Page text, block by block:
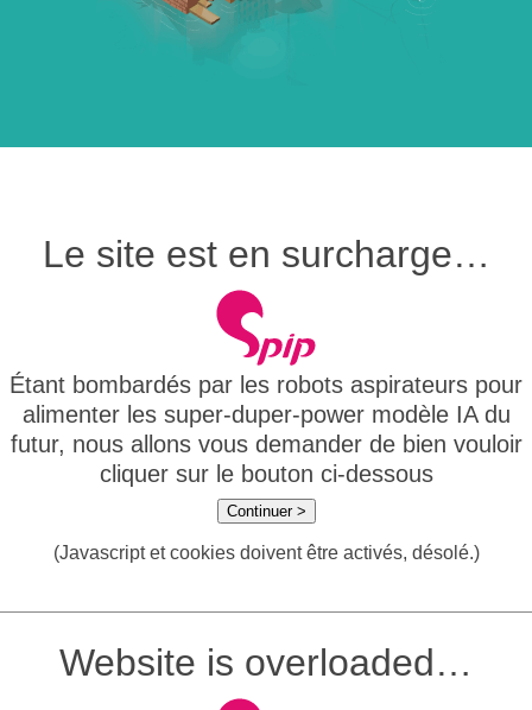
Le site est en surcharge…
Étant bombardés par les robots aspirateurs pour
alimenter les super-duper-power modèle IA du
futur, nous allons vous demander de bien vouloir
cliquer sur le bouton ci-dessous
Continuer >
(Javascript et cookies doivent être activés, désolé.)
Website is overloaded…